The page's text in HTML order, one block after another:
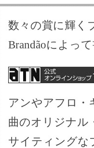
数々の賞に輝く
Brandãoによっ
アンやアフロ・
曲のオリジナル
サイティングな